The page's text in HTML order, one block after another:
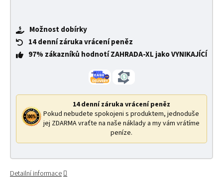
Možnost dobírky
14 denní záruka vrácení peněz
97% zákazníků hodnotí ZAHRADA-XL jako VYNIKAJÍCÍ
14 denní záruka vrácení peněz
Pokud nebudete spokojeni s produktem, jednoduše
jej ZDARMA vraťte na naše náklady a my vám vrátíme
peníze.
Detailní informace